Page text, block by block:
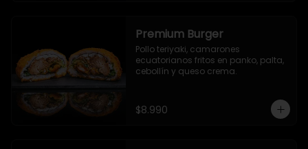
Premium Burger
Pollo teriyaki, camarones
ecuatorianos fritos en panko, palta,
cebollín y queso crema.
$8.990